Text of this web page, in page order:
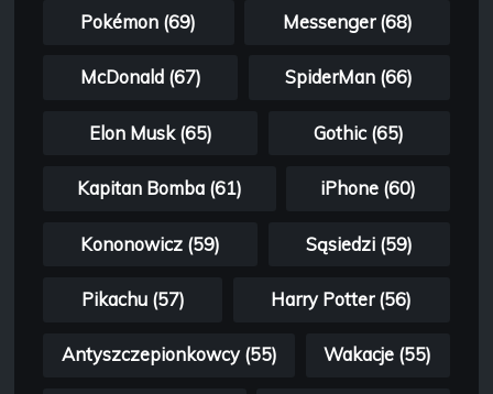
Pokémon (69) Messenger (68)
McDonald (67) SpiderMan (66)
Elon Musk (65) Gothic (65)
Kapitan Bomba (61) iPhone (60)
Kononowicz (59) Sąsiedzi (59)
Pikachu (57) Harry Potter (56)
Antyszczepionkowcy (55) Wakacje (55)